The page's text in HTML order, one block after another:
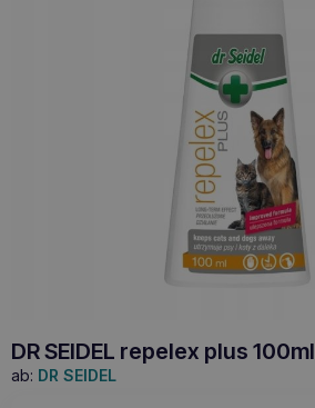
DR SEIDEL repelex plus 100ml
ab: DR SEIDEL